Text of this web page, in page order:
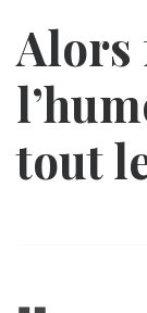
Alors
tout